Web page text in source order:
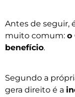
Antes de seguir,
muito comum: o
benefício.
Segundo a
gera direito é a